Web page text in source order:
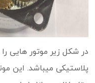
در شکل زیر موتور هایی
پلاستیکی میباشد. این